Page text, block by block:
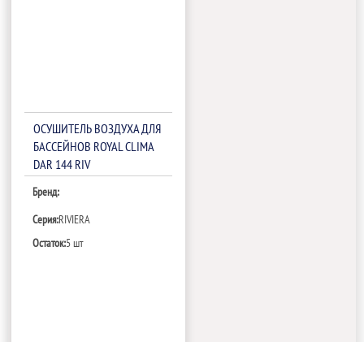
ОСУШИТЕЛЬ ВОЗДУХА ДЛЯ
БАССЕЙНОВ ROYAL CLIMA
DAR 144 RIV
Бренд:
Серия:RIVIERA
Остаток:5 шт